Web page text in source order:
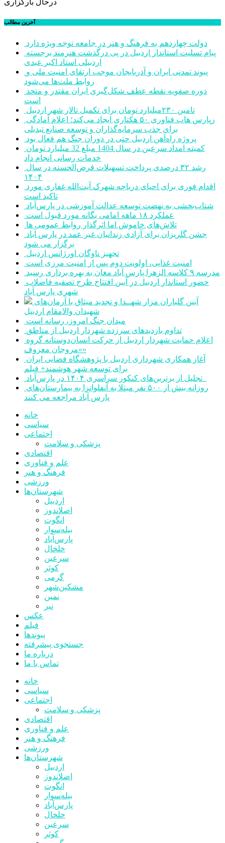
درحال بارگزاری
آخرین مطالب
دولت چهاردهم به فرهنگ و هنر در جامعه توجه ویژه دارد
اردبیلی استاد اکبر عبدی
روابط ملت‌ها می‌شود
است
تامین ۲۳۰میلیارد تومان برای تکمیل تالار شهر اردبیل
برای جذب سرمایه‌گذاران و توسعه صنایع تبدیلی
پروژه راه‌آهن اردبیل حتی در دوران جنگ هم فعال بود
خدمات رسانی انجام داد
۱۴۰۴
تاکید است
شتاب‌بخشی به نهضت توسعه عدالت آموزشی در پارس‌آباد
عملکرد ۱۸ ماهه امامی یگانه مورد قبول است
تلاش‌های خاموش اما اثرگذار روابط عمومی ها
برگزار می شود
تجهیز ناوگان اورژانس اردبیل
امنیت غذایی، اولویت دوم پس از امنیت مرزی است
مدرسه ۹ کلاسه الزهرا پارس آباد مغان به بهره برداری رسید
شهری پارس آباد
شهیدان والامقام اردبیل
میدان جنگ امروز، رسانه است
تداوم بازدیدهای سرزده شهردار اردبیل از مناطق
«مروجان معروف»
برای توسعه شهر هوشمند+ فیلم
پارس آباد مراجعه می کنند
خانه
سیاسی
اجتماعی
پزشکی و سلامت
اقتصادی
علم و فناوری
فرهنگ و هنر
ورزشی
شهرستان‌ها
اردبیل
اصلاندوز
انگوت
بیله‌سوار
پارس‌آباد
خلخال
سرعین
کوثر
گرمی
مشکین‌شهر
نمین
نیر
عکس
فیلم
پیوندها
جستجوی پیشرفته
درباره ما
تماس با ما
خانه
سیاسی
اجتماعی
پزشکی و سلامت
اقتصادی
علم و فناوری
فرهنگ و هنر
ورزشی
شهرستان‌ها
اردبیل
اصلاندوز
انگوت
بیله‌سوار
پارس‌آباد
خلخال
سرعین
کوثر